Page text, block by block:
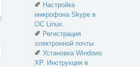
✐ Настройка
микрофона Skype в
ОС Linux.
✐ Регистрация
электронной почты
✐ Установка Windows
XP. Инструкция в